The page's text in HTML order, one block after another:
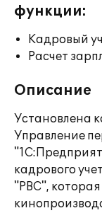
функции:
Кадровый
Расчет
Описание
Установлена
Управление
кадрового
"РВС", которая